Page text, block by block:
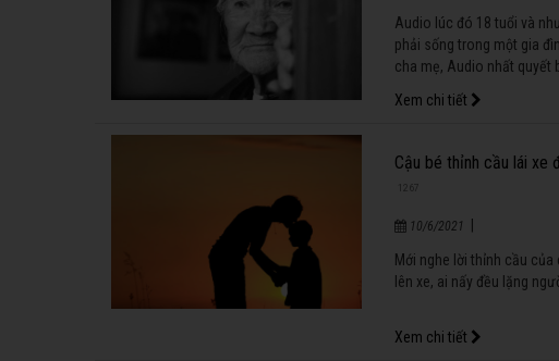
Audio lúc đó 18 tuổi và
phải sống trong một gia
cha mẹ, Audio nhất quyết
Xem chi tiết
Cậu bé thỉnh cầu lái xe
1267
10/6/2021
Mới nghe lời thỉnh cầu
lên xe, ai nấy đều lặng
Xem chi tiết